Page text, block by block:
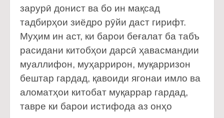
зарурӣ донист ва бо ин мақсад
тадбирҳои зиёдро рӯйи даст гирифт.
Муҳим ин аст, ки барои беғалат ба табъ
расидани китобҳои дарсӣ ҳавасмандии
муаллифон, муҳаррирон, муқарризон
бештар гардад, қавоиди ягонаи имло ва
аломатҳои китобат муқаррар гардад,
тавре ки барои истифода аз онҳо